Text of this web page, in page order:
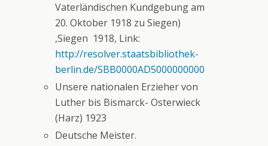
Vaterländischen Kundgebung am
20. Oktober 1918 zu Siegen)
,Siegen 1918, Link:
http://resolver.staatsbibliothek-
berlin.de/SBB0000AD5000000000
Unsere nationalen Erzieher von
Luther bis Bismarck- Osterwieck
(Harz) 1923
Deutsche Meister.